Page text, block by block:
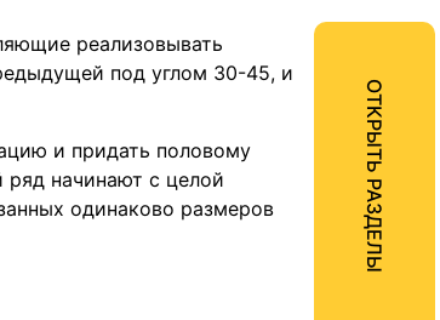
реализовывать
под углом 30-45, и
и придать половому
ряд начинают с целой
одинаково размеров
ОТКРЫТЬ РАЗДЕЛЫ